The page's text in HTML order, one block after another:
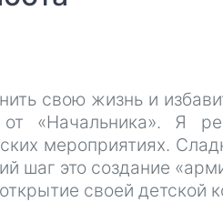
свою жизнь и
от «Начальника». Я
мероприятиях.
шаг это создание
своей детской